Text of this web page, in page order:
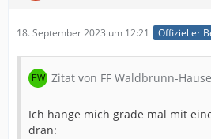
18. September 2023 um 12:21 Offizieller
Zitat von FF Waldbrunn-
Ich hänge mich grade mal mit
dran: